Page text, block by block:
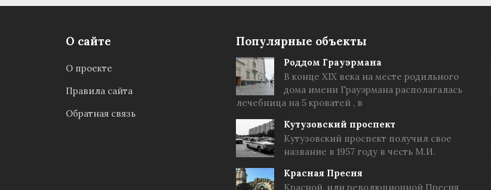
О сайте
О проекте
Правила сайта
Обратная связь
Популярные объекты
Роддом Грауэрмана
В конце XIX века на месте родильного
дома имени Грауэрмана располагалась
лечебница на 5 кроватей , в
Кутузовский проспект
Кутузовский проспект получил свое
название в 1957 году в честь М.И.
Красная Пресня
Красной, или революционной Пресня